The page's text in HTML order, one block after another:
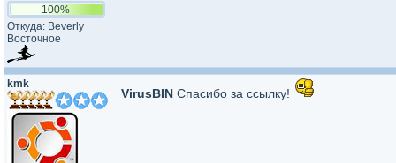
100%
Откуда: Beverly
Восточное
kmk
VirusBIN Спасибо за ссылку!